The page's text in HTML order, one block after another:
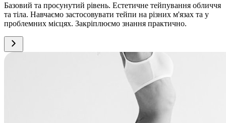
Базовий та просунутий рівень. Естетичне тейпування обличчя
та тіла. Навчаємо застосовувати тейпи на різних м'язах та у
проблемних місцях. Закріплюємо знання практично.